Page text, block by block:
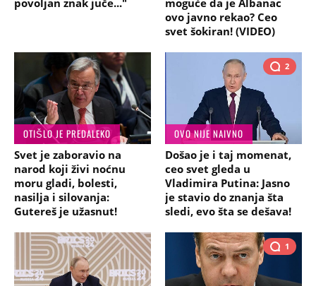
povoljan znak juče..."
moguće da je Albanac
ovo javno rekao? Ceo
svet šokiran! (VIDEO)
OTIŠLO JE PREDALEKO
Svet je zaboravio na
narod koji živi noćnu
moru gladi, bolesti,
nasilja i silovanja:
Gutereš je užasnut!
2
OVO NIJE NAIVNO
Došao je i taj momenat,
ceo svet gleda u
Vladimira Putina: Jasno
je stavio do znanja šta
sledi, evo šta se dešava!
1